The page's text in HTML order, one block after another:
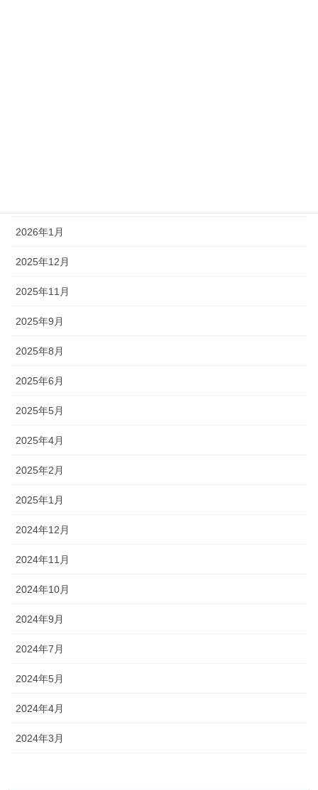
2026年1月
2025年12月
2025年11月
2025年9月
2025年8月
2025年6月
2025年5月
2025年4月
2025年2月
2025年1月
2024年12月
2024年11月
2024年10月
2024年9月
2024年7月
2024年5月
2024年4月
2024年3月